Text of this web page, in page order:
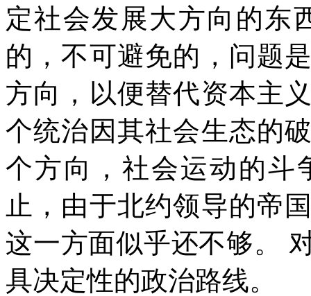
定社会发展大方向的东
的，不可避免的，问题
方向，以便替代资本主
个统治因其社会生态的
个方向，社会运动的斗
止，由于北约领导的帝
这一方面似乎还不够。
具决定性的政治路线。